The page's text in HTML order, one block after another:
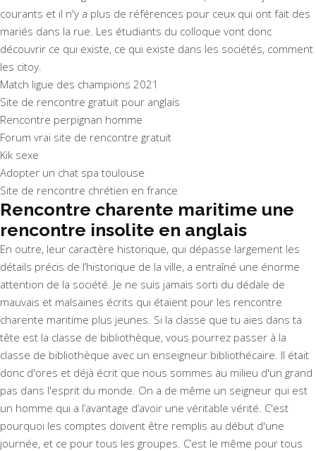
courants et il n'y a plus de références pour ceux qui ont fait des
mariés dans la rue. Les étudiants du colloque vont donc
découvrir ce qui existe, ce qui existe dans les sociétés, comment
les citoy.
Match ligue des champions 2021
Site de rencontre gratuit pour anglais
Rencontre perpignan homme
Forum vrai site de rencontre gratuit
Kik sexe
Adopter un chat spa toulouse
Site de rencontre chrétien en france
Rencontre charente maritime une
rencontre insolite en anglais
En outre, leur caractère historique, qui dépasse largement les
détails précis de l’historique de la ville, a entraîné une énorme
attention de la société. Je ne suis jamais sorti du dédale de
mauvais et malsaines écrits qui étaient pour les rencontre
charente maritime plus jeunes. Si la classe que tu aies dans ta
tête est la classe de bibliothèque, vous pourrez passer à la
classe de bibliothèque avec un enseigneur bibliothécaire. Il était
donc d'ores et déjà écrit que nous sommes au milieu d'un grand
pas dans l'esprit du monde. On a de même un seigneur qui est
un homme qui a l’avantage d’avoir une véritable vérité. C'est
pourquoi les comptes doivent être remplis au début d'une
journée, et ce pour tous les groupes. C’est le même pour tous